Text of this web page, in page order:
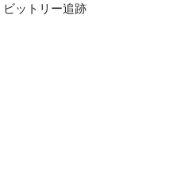
ビットリー追跡